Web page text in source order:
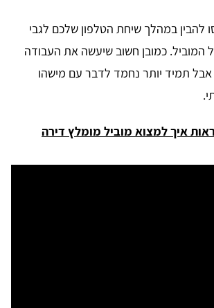
להבין במהלך שיחת הטלפון שלכם לגבי
המוביל. כמובן חשוב שיעשה את העבודה
אבל תמיד יותר נחמד לדבר עם מישהו
איך למצוא מוביל מומלץ דירה